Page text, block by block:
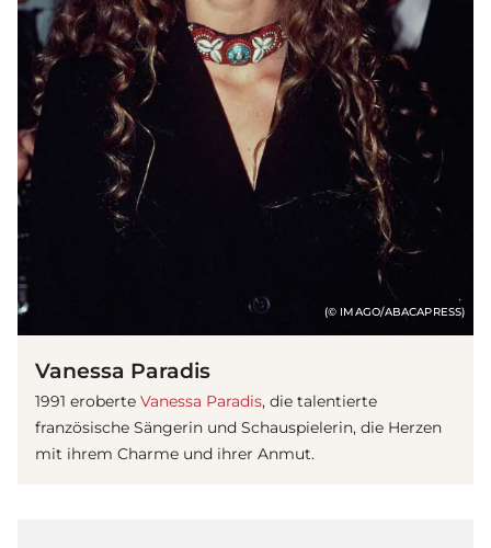
(© IMAGO/ABACAPRESS)
Vanessa Paradis
1991 eroberte Vanessa Paradis, die talentierte
französische Sängerin und Schauspielerin, die Herzen
mit ihrem Charme und ihrer Anmut.